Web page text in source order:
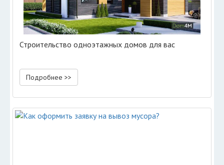
Строительство одноэтажных домов для вас
Подробнее >>